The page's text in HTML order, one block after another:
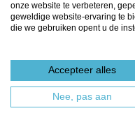
Berichten van
Powered by
onze website te verbeteren,
geweldige website-ervaring te
die we gebruiken opent u de
Accepteer alles
Nee, pas aan